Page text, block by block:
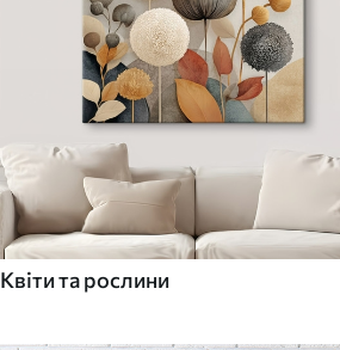
Квіти та рослини